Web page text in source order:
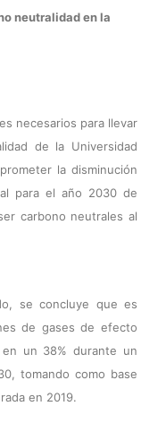
neutralidad en la
necesarios para llevar
de la Universidad
la disminución
para el año 2030 de
carbono neutrales al
se concluye que es
de gases de efecto
un 38% durante un
tomando como base
en 2019.